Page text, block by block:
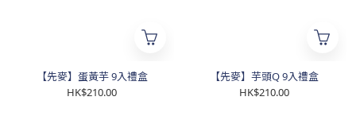
【先麥】蛋黃芋 9入禮盒
HK$210.00
【先麥】芋頭Q 9入禮盒
HK$210.00